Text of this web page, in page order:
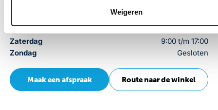
Weigeren
Vrijdag
9:00 t/m 17:00
Zaterdag
9:00 t/m 17:00
Zondag
Gesloten
Maak een afspraak Route naar de winkel